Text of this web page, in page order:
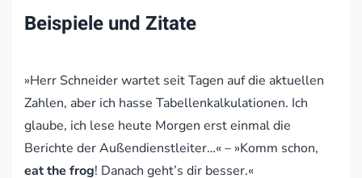
Beispiele und Zitate
»Herr Schneider wartet seit Tagen auf die aktuellen
Zahlen, aber ich hasse Tabellenkalkulationen. Ich
glaube, ich lese heute Morgen erst einmal die
Berichte der Außendienstleiter…« – »Komm schon,
eat the frog! Danach geht’s dir besser.«